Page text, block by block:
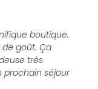
boutique.
goût. Ça
très
prochain séjour